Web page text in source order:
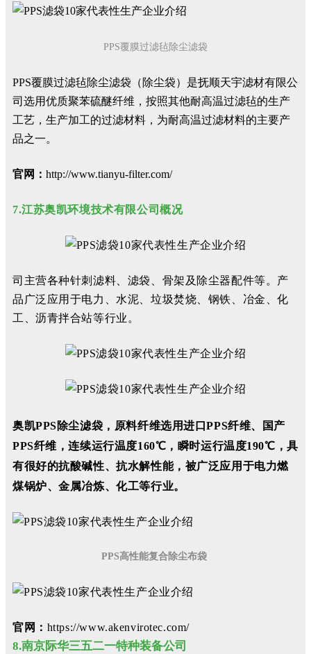
PPS覆膜过滤毡除尘滤袋
PPS覆膜过滤毡除尘滤袋（除尘袋）是抚顺天宇滤材有限公
司选用优质聚苯硫醚纤维，按照其他耐高温过滤毡的生产
工艺，生产加工的过滤材料，为耐高温过滤材料的主要产
品之一。
官网： http://www.tianyu-filter.com/
7.江苏奥凯环境技术有限公司概况
司主营各种针刺滤料、滤袋、骨架及除尘器配件等。产
品广泛应用于电力、水泥、垃圾焚烧、钢铁、冶金、化
工、沥青拌合站等行业。
奥凯PPS除尘滤袋，原料纤维选用进口PPS纤维、国产
PPS纤维，连续运行温度160℃，瞬时运行温度190℃，具
有很好的抗酸碱性、抗水解性能，被广泛应用于电力燃
煤锅炉、金属冶炼、化工等行业。
PPS高性能复合除尘布袋
官网： https://www.akenvirotec.com/
8.南京际华三五二一特种装备公司